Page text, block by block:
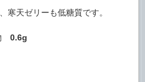
寒天ゼリーも低糖質です。
0.6g